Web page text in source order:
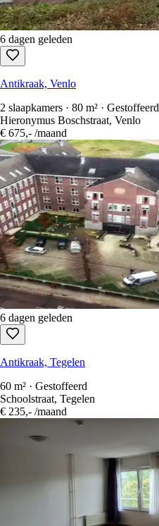
6 dagen geleden
Antikraak, Venlo
2 slaapkamers · 80 m² · Gestoffeerd
Hieronymus Boschstraat, Venlo
€ 675,- /maand
6 dagen geleden
Antikraak, Tegelen
60 m² · Gestoffeerd
Schoolstraat, Tegelen
€ 235,- /maand